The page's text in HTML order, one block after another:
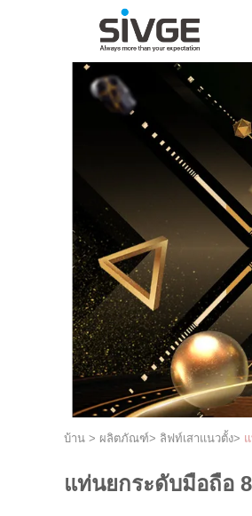
บ้าน > ผลิตภัณฑ์> ลิฟท์เสาแนวตั้ง>
แท่นยกระดับมือถือ